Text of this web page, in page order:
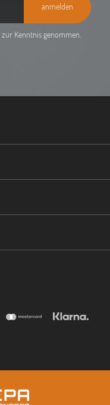
anmelden
zur Kenntnis genommen.